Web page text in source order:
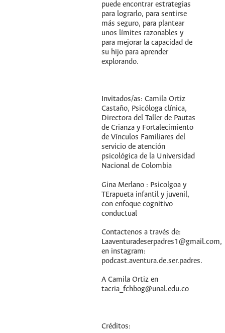
puede encontrar estrategias
para lograrlo, para sentirse
más seguro, para plantear
unos límites razonables y
para mejorar la capacidad de
su hijo para aprender
explorando.
Invitados/as: Camila Ortiz
Castaño, Psicóloga clínica,
Directora del Taller de Pautas
de Crianza y Fortalecimiento
de Vínculos Familiares del
servicio de atención
psicológica de la Universidad
Nacional de Colombia
Gina Merlano : Psicolgoa y
TErapueta infantil y juvenil,
con enfoque cognitivo
conductual
Contactenos a través de:
Laaventuradeserpadres1@gmail.com,
en instagram:
podcast.aventura.de.ser.padres.
A Camila Ortiz en
tacria_fchbog@unal.edu.co
Créditos: